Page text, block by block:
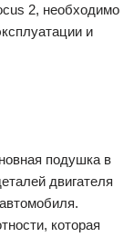
2, необходимо
и
подушка в
двигателя
которая